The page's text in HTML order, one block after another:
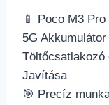
📱 Poco M3
5G
Töltőcsatlakozó
Javítása
🎯 Precíz